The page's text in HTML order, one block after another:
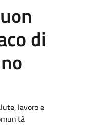
di
lavoro e